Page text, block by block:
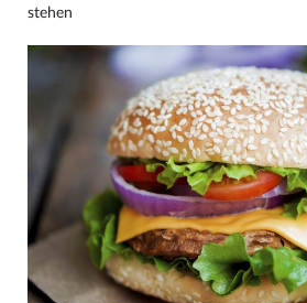
stehen